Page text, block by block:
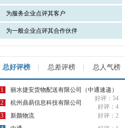
为服务企业点评其客户
为一般企业点评其合作伙伴
总好评榜 总差评榜 总人气榜
1
丽水捷安货物配送有限公司（中通速递）
好评：54
2 杭州鼎易信息科技有限公司
好评：4
3
新颜物流
好评：2